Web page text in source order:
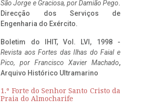
São Jorge e Graciosa, por Damião Pego.
Direcção dos Serviços de
Engenharia do Exército.
Boletim do IHIT, Vol. LVI, 1998 -
Revista aos Fortes das Ilhas do Faial e
Pico, por Francisco Xavier Machado,
Arquivo Histórico Ultramarino
1.º Forte do Senhor Santo Cristo da
Praia do Almocharife